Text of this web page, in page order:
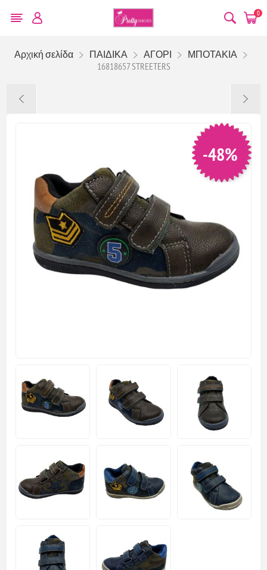
0
Αρχική σελίδα ΠΑΙΔΙΚΑ ΑΓΟΡΙ
ΜΠΟΤΑΚΙΑ
16818657 STREETERS
-48%